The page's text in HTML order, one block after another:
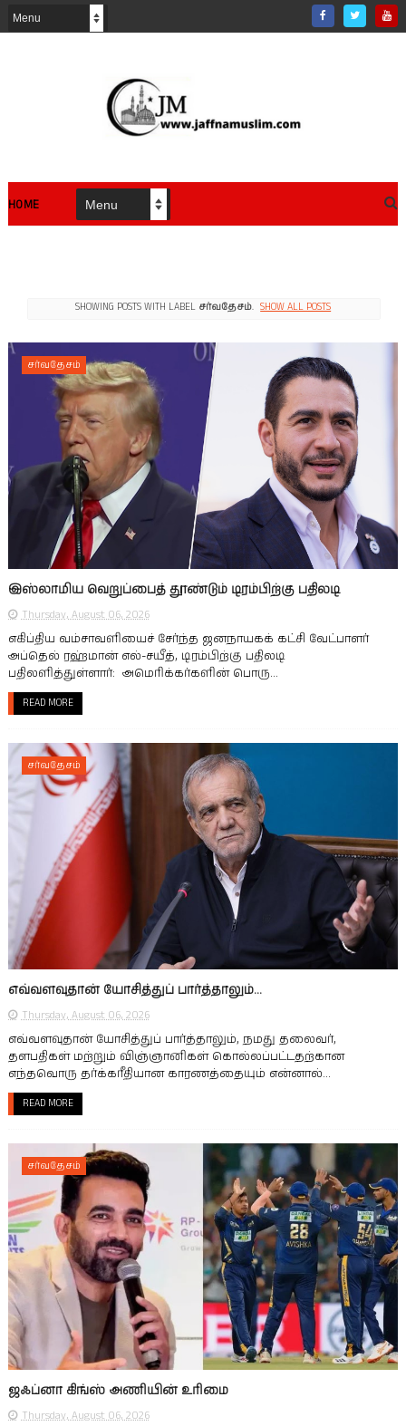
HOME
SHOWING POSTS WITH LABEL சர்வதேசம். SHOW ALL POSTS
சர்வதேசம்
இஸ்லாமிய வெறுப்பைத் தூண்டும் டிரம்பிற்கு பதிலடி
Thursday, August 06, 2026
எகிப்திய வம்சாவளியைச் சேர்ந்த ஜனநாயகக் கட்சி வேட்பாளர்
அப்தெல் ரஹ்மான் எல்-சயீத், டிரம்பிற்கு பதிலடி
பதிலளித்துள்ளார்: அமெரிக்கர்களின் பொரு...
READ MORE
சர்வதேசம்
எவ்வளவுதான் யோசித்துப் பார்த்தாலும்...
Thursday, August 06, 2026
எவ்வளவுதான் யோசித்துப் பார்த்தாலும், நமது தலைவர்,
தளபதிகள் மற்றும் விஞ்ஞானிகள் கொல்லப்பட்டதற்கான
எந்தவொரு தர்க்கரீதியான காரணத்தையும் என்னால்...
READ MORE
சர்வதேசம்
ஜஃப்னா கிங்ஸ் அணியின் உரிமை
Thursday, August 06, 2026